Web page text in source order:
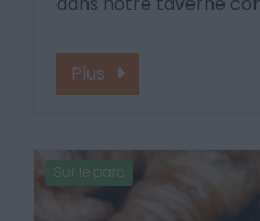
Plus
Sur le parc